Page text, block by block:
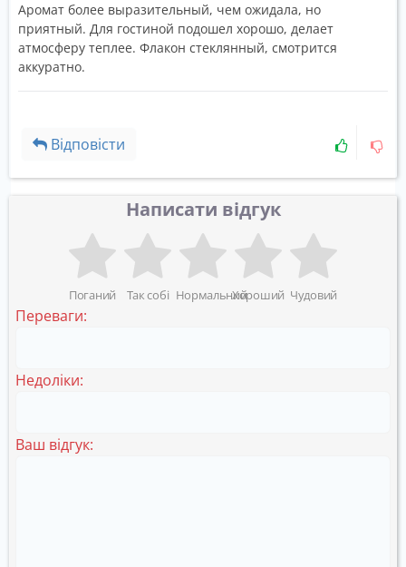
Аромат более выразительный, чем ожидала, но
приятный. Для гостиной подошел хорошо, делает
атмосферу теплее. Флакон стеклянный, смотрится
аккуратно.
Відповісти
Написати відгук
Поганий Так собі НормальнийХороший Чудовий
Переваги:
Недоліки:
Ваш відгук: